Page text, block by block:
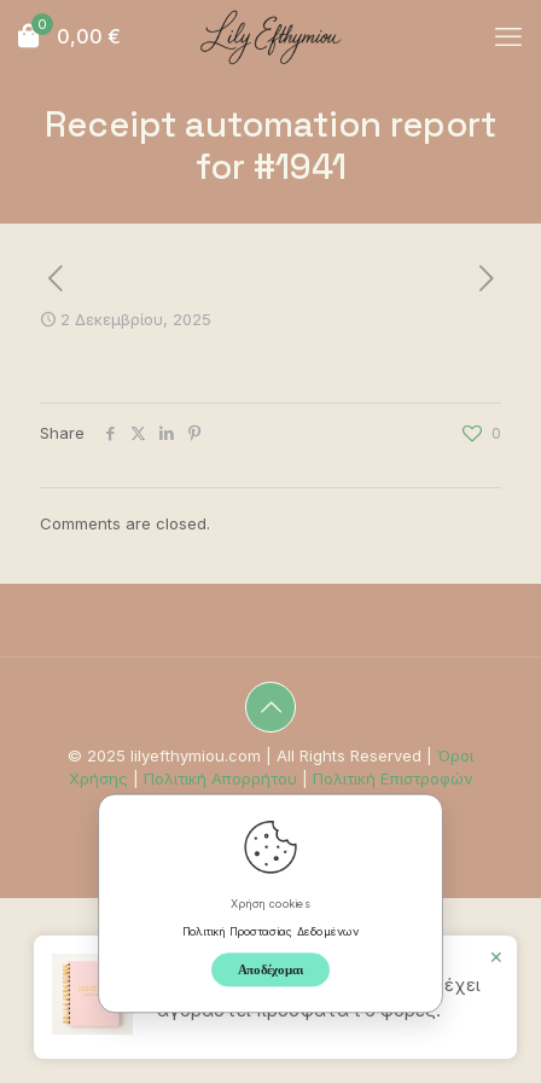
0 0,00 €
Receipt automation report
for #1941
2 Δεκεμβρίου, 2025
Share 0
Comments are closed.
© 2025 lilyefthymiou.com | All Rights Reserved | Όροι
Χρήσης
Πολιτική Απορρήτου Πολιτική Επιστροφών
Χρήση cookies
Πολιτική Προστασίας Δεδομένων
Αποδέχομαι
ΠροϊονMindpad Wellness Journal
έχει
αγοραστεί πρόσφατα t 6 φορές.
✕